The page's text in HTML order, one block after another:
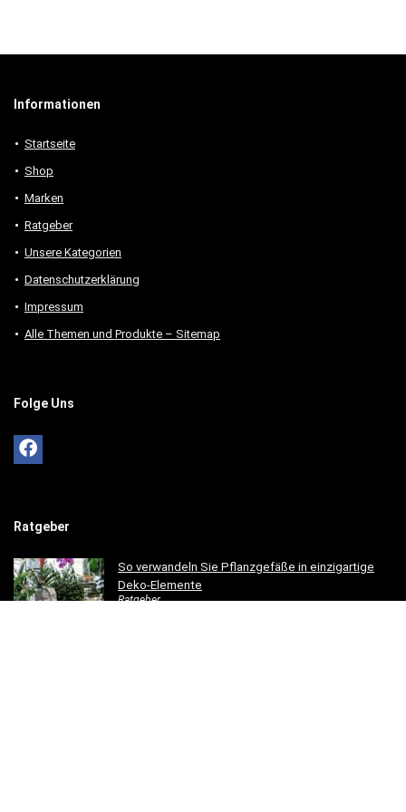
Informationen
Startseite
Shop
Marken
Ratgeber
Unsere Kategorien
Datenschutzerklärung
Impressum
Alle Themen und Produkte – Sitemap
Folge Uns
Ratgeber
So verwandeln Sie Pflanzgefäße in einzigartige
Deko-Elemente
Ratgeber